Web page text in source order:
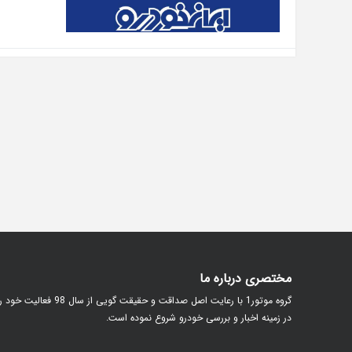
مختصری درباره ما
گروه موتور1 با رعایت اصل صداقت و حقیقت گویی از سال 98
در زمینه اخبار و بررسی خودرو شروع نموده است.